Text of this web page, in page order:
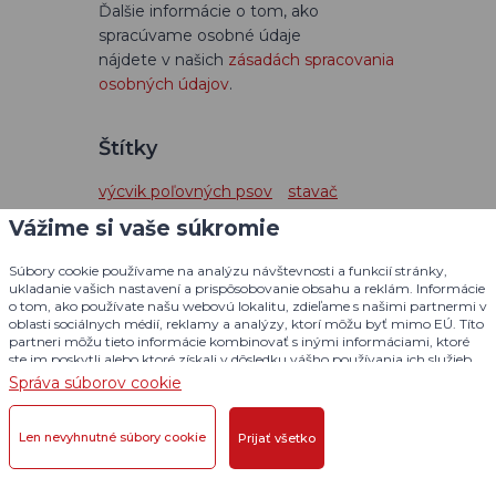
Ďalšie informácie o tom, ako
spracúvame osobné údaje
nájdete v našich zásadách spracovania
osobných údajov.
Štítky
výcvik poľovných psov
stavač
polovnictvo
jazvečík
tracker pre psov
pointer
DOG GPS mini
seter
d-control Edge
labrador
DOG GPS ultra
border teriér
bernský salašnícky pes
nemecký ovčiak
športová kynológia
Vážime si vaše súkromie
Súbory cookie používame na analýzu návštevnosti a funkcií stránky,
ukladanie vašich nastavení a prispôsobovanie obsahu a reklám. Informácie
o tom, ako používate našu webovú lokalitu, zdieľame s našimi partnermi v
oblasti sociálnych médií, reklamy a analýzy, ktorí môžu byť mimo EÚ. Títo
partneri môžu tieto informácie kombinovať s inými informáciami, ktoré
ste im poskytli alebo ktoré získali v dôsledku vášho používania ich služieb.
Podrobné informácie
Správa súborov cookie
Len nevyhnutné súbory cookie Prijať všetko